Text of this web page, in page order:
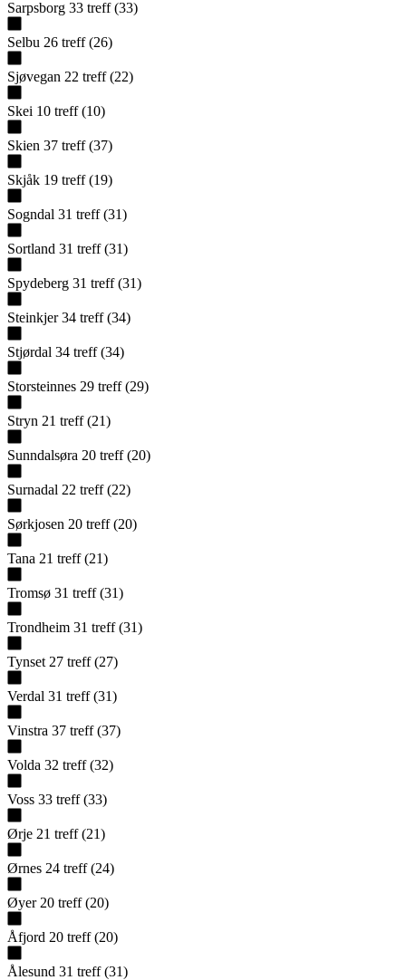
Sarpsborg 33 treff (33)
Selbu 26 treff (26)
Sjøvegan 22 treff (22)
Skei 10 treff (10)
Skien 37 treff (37)
Skjåk 19 treff (19)
Sogndal 31 treff (31)
Sortland 31 treff (31)
Spydeberg 31 treff (31)
Steinkjer 34 treff (34)
Stjørdal 34 treff (34)
Storsteinnes 29 treff (29)
Stryn 21 treff (21)
Sunndalsøra 20 treff (20)
Surnadal 22 treff (22)
Sørkjosen 20 treff (20)
Tana 21 treff (21)
Tromsø 31 treff (31)
Trondheim 31 treff (31)
Tynset 27 treff (27)
Verdal 31 treff (31)
Vinstra 37 treff (37)
Volda 32 treff (32)
Voss 33 treff (33)
Ørje 21 treff (21)
Ørnes 24 treff (24)
Øyer 20 treff (20)
Åfjord 20 treff (20)
Ålesund 31 treff (31)